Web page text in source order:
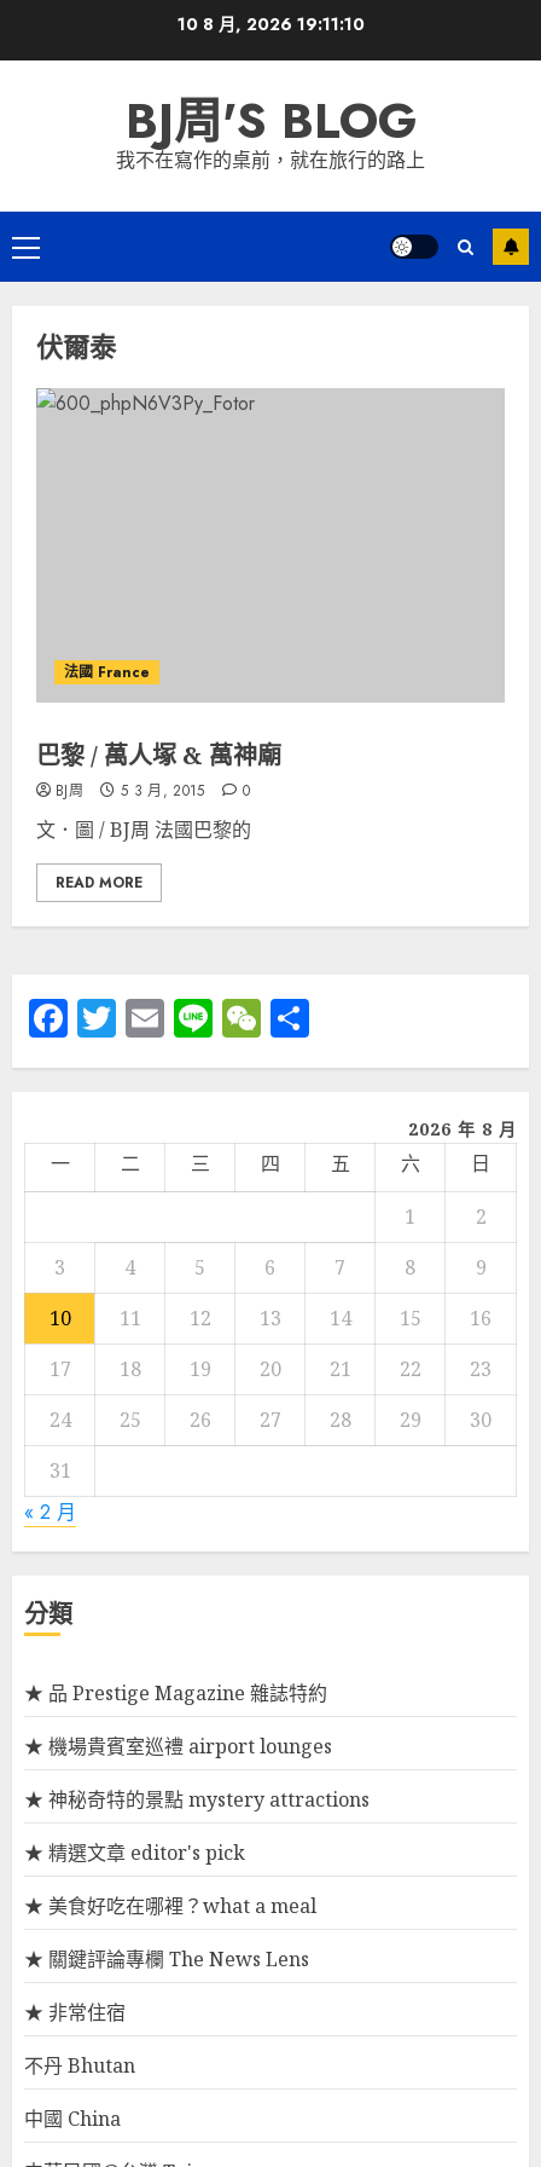
10 8 月, 2026 19:11:10
BJ周'S BLOG
我不在寫作的桌前，就在旅行的路上
Primary
Menu
伏爾泰
法國 France
巴黎 / 萬人塚 & 萬神廟
BJ周 5 3 月, 2015 0
文．圖 / BJ周 法國巴黎的
READ MORE
Facebook
Twitter
Email
LineWeChat
享
2026 年 8 月
一 二 三 四 五 六
日
1
2
3
4 5 6 7 8
9
10
11 12 13 14 15
16
17
18 19 20 21 22
23
24
25 26 27 28 29
30
31
« 2 月
分類
★ 品 Prestige Magazine 雜誌特約
★ 機場貴賓室巡禮 airport lounges
★ 神秘奇特的景點 mystery attractions
★ 精選文章 editor's pick
★ 美食好吃在哪裡？what a meal
★ 關鍵評論專欄 The News Lens
★ 非常住宿
不丹 Bhutan
中國 China